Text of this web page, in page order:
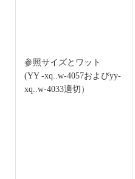
参照サイズとワット
(YY -xq..w-4057およびyy-
xq..w-4033適切）